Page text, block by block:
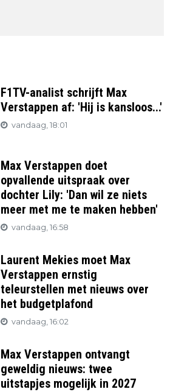
F1TV-analist schrijft Max
Verstappen af: 'Hij is kansloos...'
vandaag, 18:01
Max Verstappen doet
opvallende uitspraak over
dochter Lily: 'Dan wil ze niets
meer met me te maken hebben'
vandaag, 16:58
Laurent Mekies moet Max
Verstappen ernstig
teleurstellen met nieuws over
het budgetplafond
vandaag, 16:02
Max Verstappen ontvangt
geweldig nieuws: twee
uitstapjes mogelijk in 2027